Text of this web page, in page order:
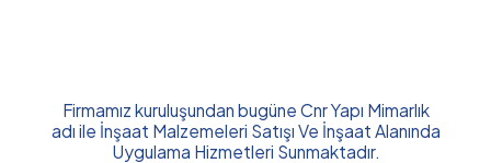
Firmamız kuruluşundan bugüne Cnr Yapı Mimarlık
adı ile İnşaat Malzemeleri Satışı Ve İnşaat Alanında
Uygulama Hizmetleri Sunmaktadır.